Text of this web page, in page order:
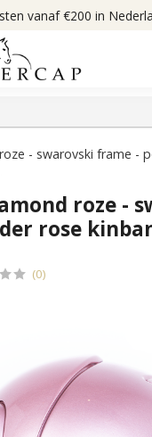
vanaf €200 in
- swarovski frame -
roze -
rose
(0)